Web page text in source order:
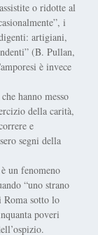
o ridotte al
i
artigiani,
(B. Pullan,
è invece
hanno messo
della carità,
e
segni della
un fenomeno
“uno strano
Roma sotto lo
poveri